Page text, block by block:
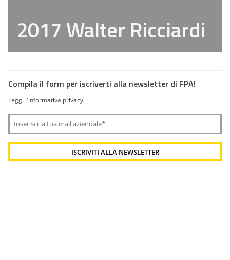
2017 Walter Ricciardi
Compila il form per iscriverti alla newsletter di FPA!
Leggi l'informativa privacy